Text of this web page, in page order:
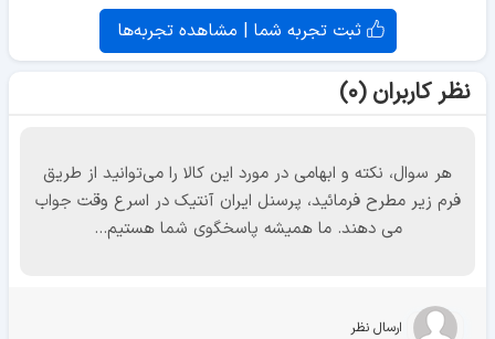
ثبت تجربه شما | مشاهده تجربه‌ها
نظر کاربران (۰)
هر سوال، نکته و ابهامی در مورد این کالا را می‌توانید از طریق
فرم زیر مطرح فرمائید، پرسنل ایران آنتیک در اسرع وقت جواب
می دهند. ما همیشه پاسخگوی شما هستیم...
ارسال نظر